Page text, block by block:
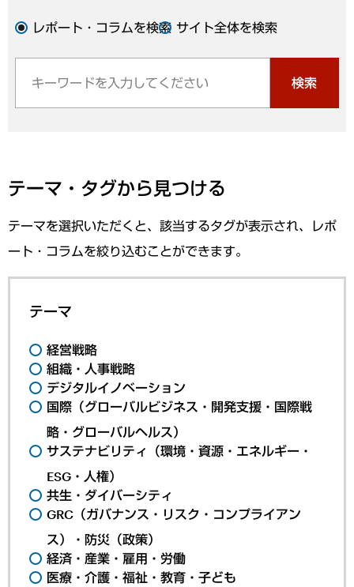
レポート・コラムを検索 サイト全体を検索
検索
テーマ・タグから見つける
テーマを選択いただくと、該当するタグが表示され、レポ
ート・コラムを絞り込むことができます。
テーマ
経営戦略
組織・人事戦略
デジタルイノベーション
国際（グローバルビジネス・開発支援・国際戦
略・グローバルヘルス）
サステナビリティ（環境・資源・エネルギー・
ESG・人権）
共生・ダイバーシティ
GRC（ガバナンス・リスク・コンプライアン
ス）・防災（政策）
経済・産業・雇用・労働
医療・介護・福祉・教育・子ども